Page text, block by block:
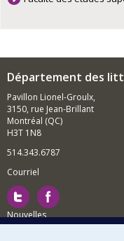
Département des
Pavillon Lionel-Groulx,
3150, rue Jean-Brillant
Montréal (QC)
H3T 1N8
514.343.6787
Courriel
Nouvelles